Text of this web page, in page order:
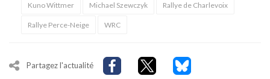
Kuno Wittmer Michael Szewczyk Rallye de Charlevoix
Rallye Perce-Neige WRC
Partagez l'actualité